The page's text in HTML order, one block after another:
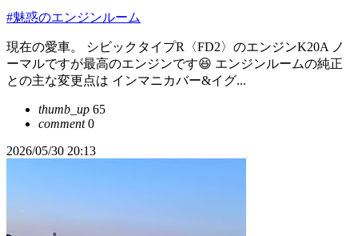
#魅惑のエンジンルーム
現在の愛車。 シビックタイプR〈FD2〉のエンジンK20A ノ
ーマルですが最高のエンジンです😆 エンジンルームの純正
との主な変更点は インマニカバー&イグ...
thumb_up 65
comment0
2026/05/30 20:13